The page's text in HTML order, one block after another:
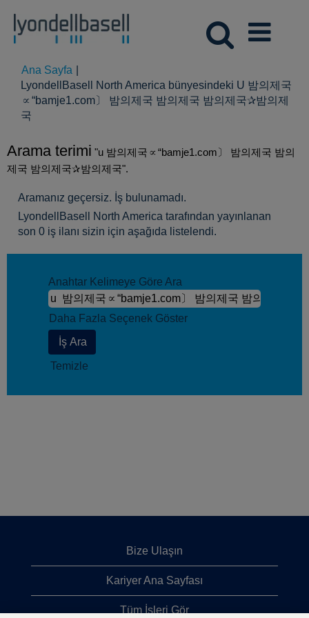
Ana Sayfa
LyondellBasell North America bünyesindeki U 밤의제국
∝“bamje1.com〕 밤의제국 밤의제국 밤의제국✰밤의제
국
Arama terimi "u 밤의제국∝“bamje1.com〕 밤의제국 밤의
제국 밤의제국✰밤의제국".
Aramanız geçersiz. İş bulunamadı.
LyondellBasell North America tarafından yayınlanan
son 0 iş ilanı sizin için aşağıda listelendi.
Anahtar Kelimeye Göre Ara
Daha Fazla Seçenek Göster
Temizle
Bize Ulaşın
Kariyer Ana Sayfası
Tüm İşleri Gör